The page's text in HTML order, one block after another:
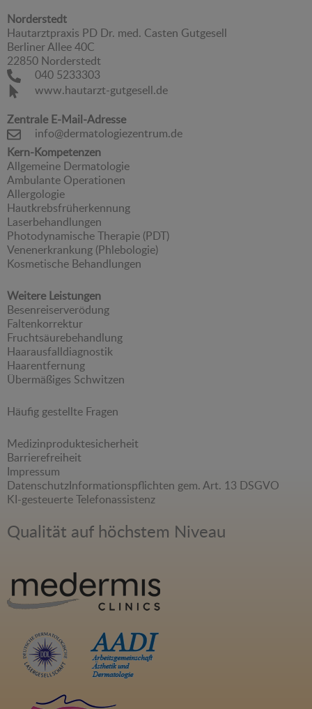
Norderstedt
Hautarztpraxis PD Dr. med. Casten Gutgesell
Berliner Allee 40C
22850 Norderstedt
040 5233303
www.hautarzt-gutgesell.de
Zentrale E-Mail-Adresse
info@dermatologiezentrum.de
Kern-Kompetenzen
Allgemeine Dermatologie
Ambulante Operationen
Allergologie
Hautkrebsfrüherkennung
Laserbehandlungen
Photodynamische Therapie (PDT)
Venenerkrankung (Phlebologie)
Kosmetische Behandlungen
Weitere Leistungen
Besenreiserverödung
Faltenkorrektur
Fruchtsäurebehandlung
Haarausfalldiagnostik
Haarentfernung
Übermäßiges Schwitzen
Häufig gestellte Fragen
Medizinproduktesicherheit
Barrierefreiheit
Impressum
DatenschutzInformationspflichten gem. Art. 13 DSGVO
KI-gesteuerte Telefonassistenz
Qualität auf höchstem Niveau